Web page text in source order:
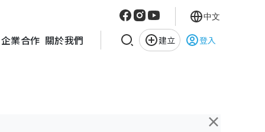
企業合作 關於我們 建立 登入
中文
×